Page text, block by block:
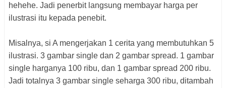
hehehe. Jadi penerbit langsung membayar harga per
ilustrasi itu kepada penebit.
Misalnya, si A mengerjakan 1 cerita yang membutuhkan 5
ilustrasi. 3 gambar single dan 2 gambar spread. 1 gambar
single harganya 100 ribu, dan 1 gambar spread 200 ribu.
Jadi totalnya 3 gambar single seharga 300 ribu, ditambah